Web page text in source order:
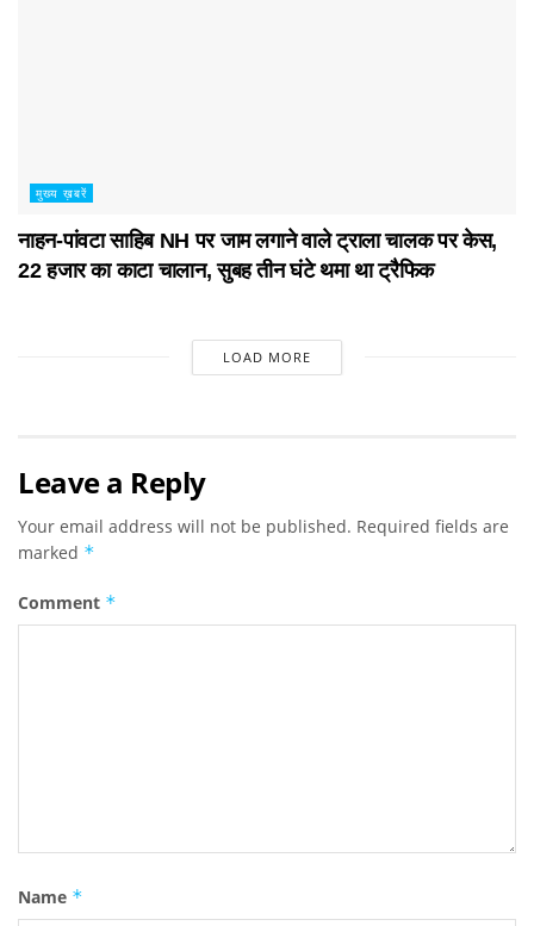
मुख्य ख़बरें
नाहन-पांवटा साहिब NH पर जाम लगाने वाले ट्राला चालक पर केस,
22 हजार का काटा चालान, सुबह तीन घंटे थमा था ट्रैफिक
LOAD MORE
Leave a Reply
Your email address will not be published. Required fields are
marked *
Comment *
Name *